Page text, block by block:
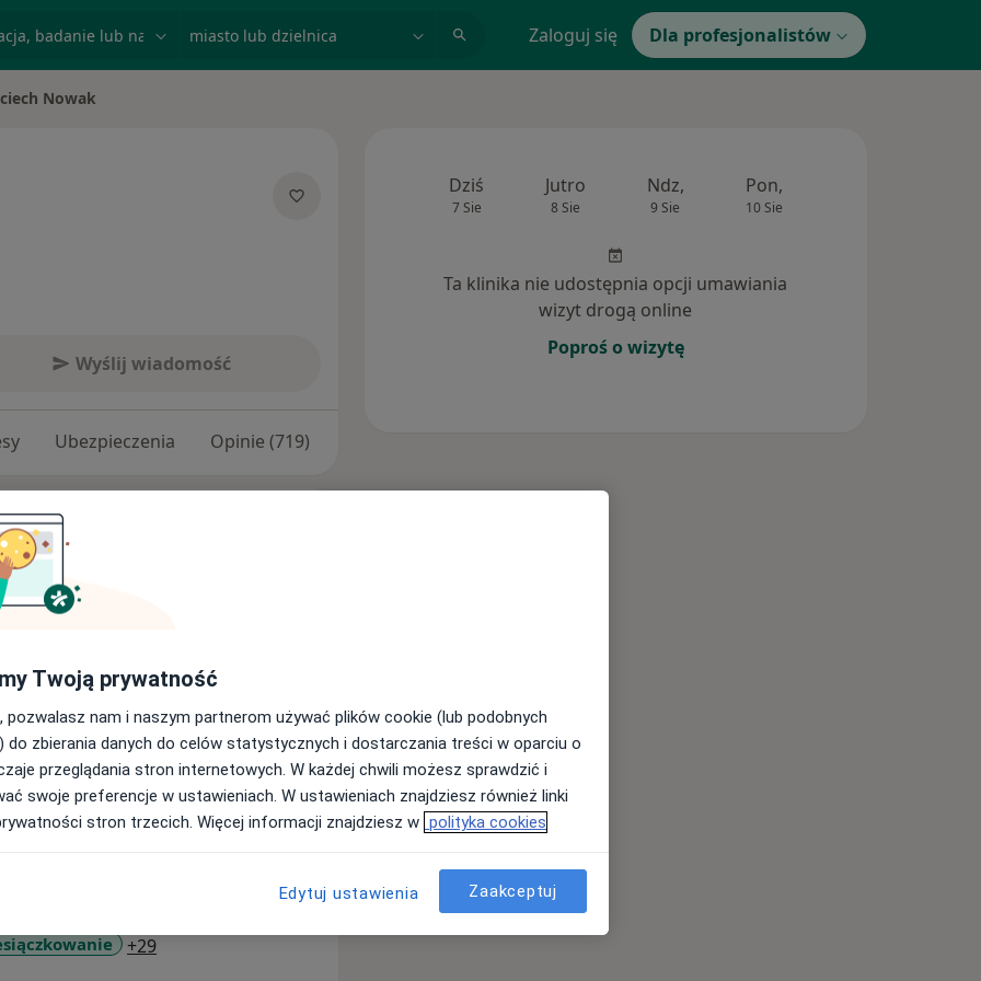
Zaloguj się Dla profesjonalistów
Nowak
Wyślij wiadomość
Ubezpieczenia Opinie (719)
absolwentem Wydziału
w Katowicach.
opieką nad pacjentkami ciężarnymi
prenatalną, leczeniem
leczeniem schorzeń
oraz laparoskopia). W swojej
i doświadczeniem, dbając
i Położników (PTGiP),
w licznych konferencjach i
schorzeń ginekologicznych,
i ginekologii, ze szczególnym
ultrasonografii gruczołu
+29a11y_sr_more_diseases
Dziś
7 Sie
Jutro
8 Sie
Ndz,
9 Sie
Pon,
10 Sie
Ta klinika nie udostępnia opcji umawiania
wizyt drogą online
Poproś o wizytę
Twoją prywatność
pozwalasz nam i naszym partnerom używać plików cookie (lub podobnych
do zbierania danych do celów statystycznych i dostarczania treści w oparciu o
przeglądania stron internetowych. W każdej chwili możesz sprawdzić i
swoje preferencje w ustawieniach. W ustawieniach znajdziesz również linki
stron trzecich. Więcej informacji znajdziesz w polityka cookies
Edytuj ustawienia Zaakceptuj